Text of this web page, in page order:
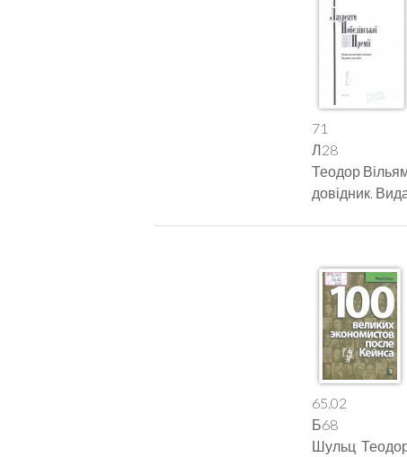
71
Л28
Теодор
довідник.
65.02
Б68
Шульц